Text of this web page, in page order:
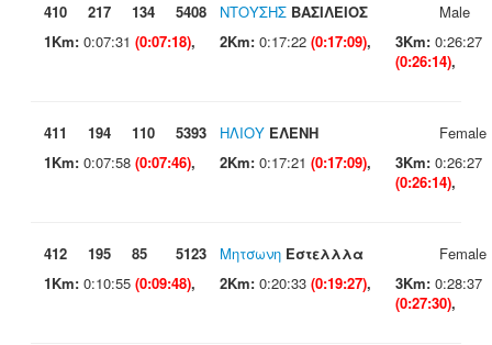
410 217 134 5408 ΝΤΟΥΣΗΣ ΒΑΣΙΛΕΙΟΣ
Male
1Km: 0:07:31 (0:07:18), 2Km: 0:17:22 (0:17:09), 3Km: 0:26:27
(0:26:14),
411 194 110 5393 ΗΛΙΟΥ ΕΛΕΝΗ
Female
1Km: 0:07:58 (0:07:46), 2Km: 0:17:21 (0:17:09), 3Km: 0:26:27
(0:26:14),
412 195 85 5123 Μητσωνη Εστελλλα
Female
1Km: 0:10:55 (0:09:48), 2Km: 0:20:33 (0:19:27), 3Km: 0:28:37
(0:27:30),